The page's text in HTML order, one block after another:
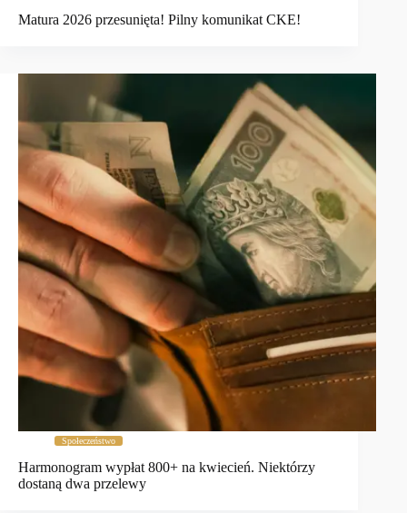
Matura 2026 przesunięta! Pilny komunikat CKE!
Społeczeństwo
Harmonogram wypłat 800+ na kwiecień. Niektórzy
dostaną dwa przelewy